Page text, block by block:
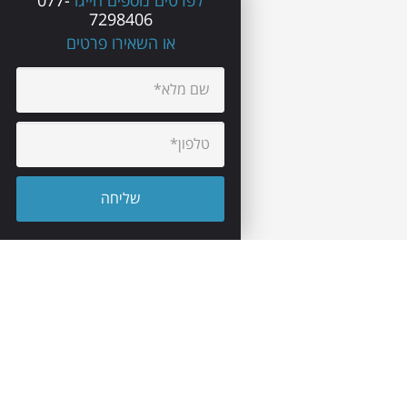
7298406
או השאירו פרטים